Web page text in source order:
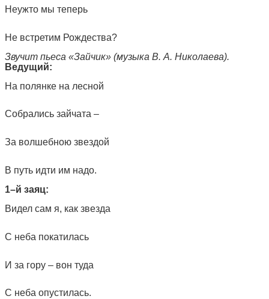
Неужто мы теперь
Не встретим Рождества?
Звучит пьеса «Зайчик» (музыка В. А. Николаева).
Ведущий:
На полянке на лесной
Собрались зайчата –
За волшебною звездой
В путь идти им надо.
1–й заяц:
Видел сам я, как звезда
С неба покатилась
И за гору – вон туда
С неба опустилась.